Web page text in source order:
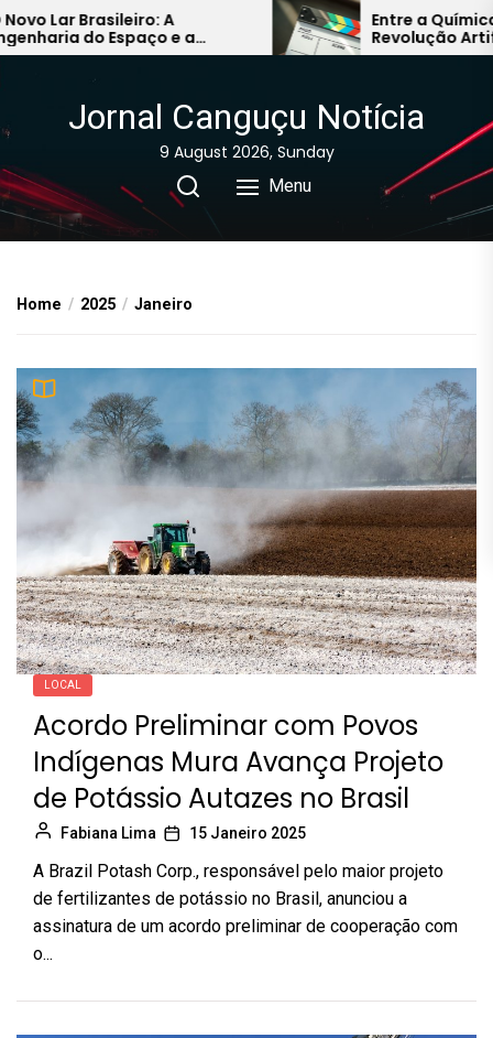
Skip
to
Lar Brasileiro: A
do Espaço e a
do Conforto na Próxima
Entre a Química
Revolução
Caminhos do
Jornal Canguçu Notícia
9 August 2026, Sunday
Menu
Home 2025 Janeiro
LOCAL
Acordo Preliminar com Povos
Indígenas Mura Avança Projeto
de Potássio Autazes no Brasil
Fabiana Lima 15 Janeiro 2025
A Brazil Potash Corp., responsável pelo maior projeto
de fertilizantes de potássio no Brasil, anunciou a
assinatura de um acordo preliminar de cooperação com
o...